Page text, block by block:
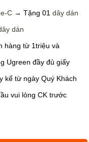
C → Tặng 01 dây dán
dán
hàng từ 1triệu và
Ugreen đầy đủ giấy
kể từ ngày Quý Khách
vui lòng CK trước